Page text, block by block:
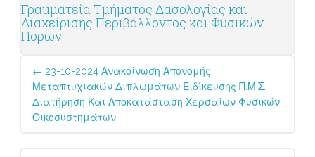
Γραμματεία Τμήματος Δασολογίας και
Διαχείρισης Περιβάλλοντος και Φυσικών
Πόρων
Post
navigation
← 23-10-2024 Ανακοίνωση Απονομής
Μεταπτυχιακών Διπλωμάτων Ειδίκευσης Π.Μ.Σ.
Διατήρηση Και Αποκατάσταση Χερσαίων Φυσικών
Οικοσυστημάτων